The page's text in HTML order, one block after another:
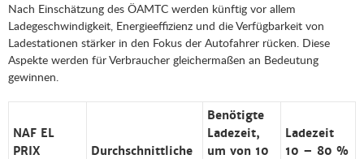
Nach Einschätzung des ÖAMTC werden künftig vor allem
Ladegeschwindigkeit, Energieeffizienz und die Verfügbarkeit von
Ladestationen stärker in den Fokus der Autofahrer rücken. Diese
Aspekte werden für Verbraucher gleichermaßen an Bedeutung
gewinnen.
NAF EL
PRIX
Durchschnittliche
Benötigte
Ladezeit,
um von 10
Ladezeit
10 – 80 %